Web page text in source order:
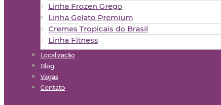
Linha Frozen Grego
Linha Gelato Premium
Cremes Tropicais do Brasil
Linha Fitness
Localização
Blog
Vagas
Contato